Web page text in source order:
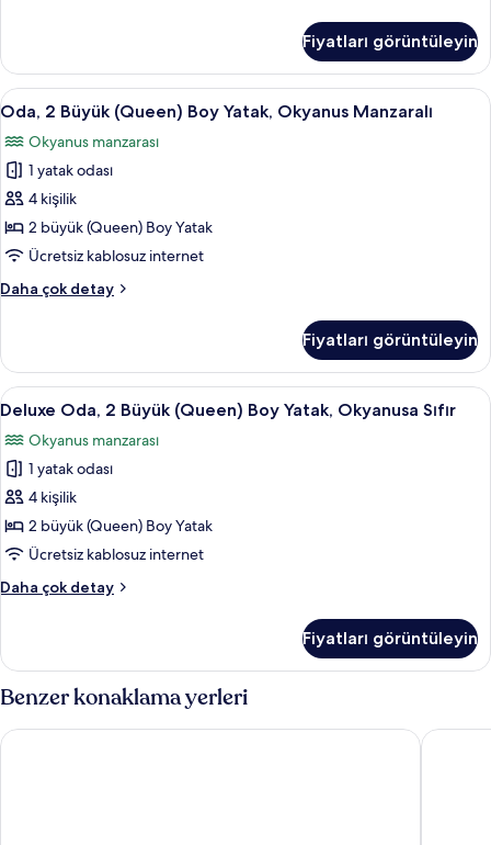
(Queen)
Boy
Yatak
daha
fazla
Fiyatları görüntüleyin
Oda,
2
Büyük
(Queen)
Boy
Yatak,
Okyanus
için
görün
Odada kasa, masa, dizüstü bilgisayar
6
Oda, 2 Büyük (Queen) Boy Yatak, Okyanus Manzaralı
Okyanus manzarası
1 yatak odası
4 kişilik
2 büyük (Queen) Boy Yatak
Ücretsiz kablosuz internet
Daha çok detay
Oda,
Boy
Yatak,
Okyanus
hakkında
daha
detay
Fiyatları görüntüleyin
Deluxe
Oda,
2
Büyük
(Queen)
Boy
Yatak,
Sıfır
fotoğrafları
görün
Odada kasa, masa, dizüstü bilgisayar
5
Deluxe Oda, 2 Büyük (Queen) Boy Yatak, Okyanusa Sıfır
Okyanus manzarası
1 yatak odası
4 kişilik
2 büyük (Queen) Boy Yatak
Ücretsiz kablosuz internet
Daha çok detay
Deluxe
(Queen)
Yatak,
Sıfır
Fiyatları görüntüleyin
Benzer konaklama yerleri
The Royal Sonesta Kaua'i Resort Lihue Kauai